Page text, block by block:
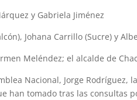
y Gabriela Jiménez
Johana Carrillo (Sucre) y
Meléndez; el alcalde de
Nacional, Jorge Rodríguez,
han tomado tras las consultas